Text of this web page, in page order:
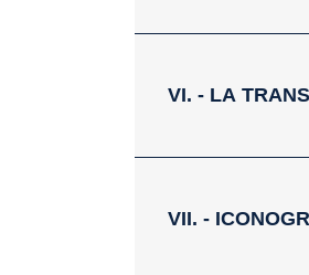
VI. - LA
VII. -